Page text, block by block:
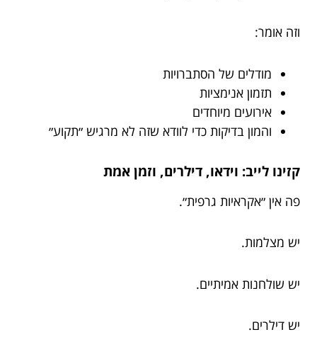
וזה אומר:
מודלים של הסתברויות
תזמון אנימציות
אירועים מיוחדים
והמון בדיקות כדי לוודא שזה לא מרגיש ״תקוע״
קזינו לייב: וידאו, דילרים, וזמן אמת
פה אין ״אקראיות גרפית״.
יש מצלמות.
יש שולחנות אמיתיים.
יש דילרים.